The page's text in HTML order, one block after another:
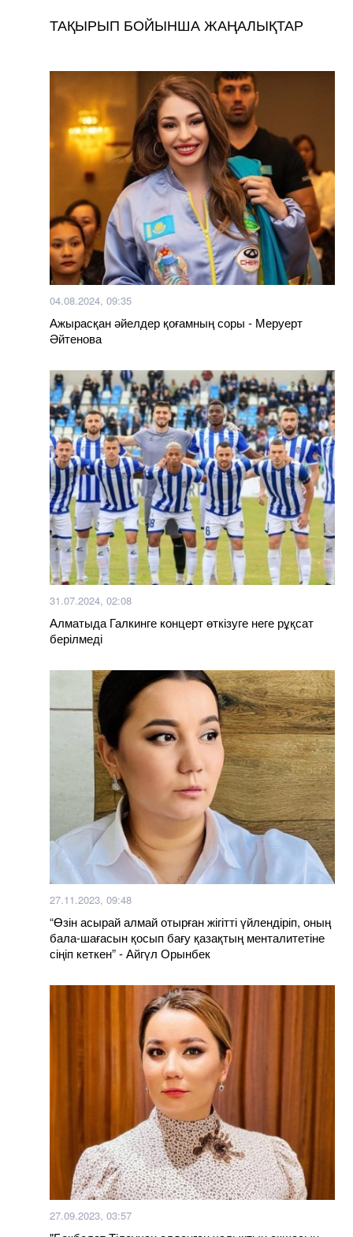
ТАҚЫРЫП БОЙЫНША ЖАҢАЛЫҚТАР
04.08.2024, 09:35
Ажырасқан әйелдер қоғамның соры - Меруерт
Әйтенова
31.07.2024, 02:08
Алматыда Галкинге концерт өткізуге неге рұқсат
берілмеді
27.11.2023, 09:48
“Өзін асырай алмай отырған жігітті үйлендіріп, оның
бала-шағасын қосып бағу қазақтың менталитетіне
сіңіп кеткен” - Айгүл Орынбек
27.09.2023, 03:57